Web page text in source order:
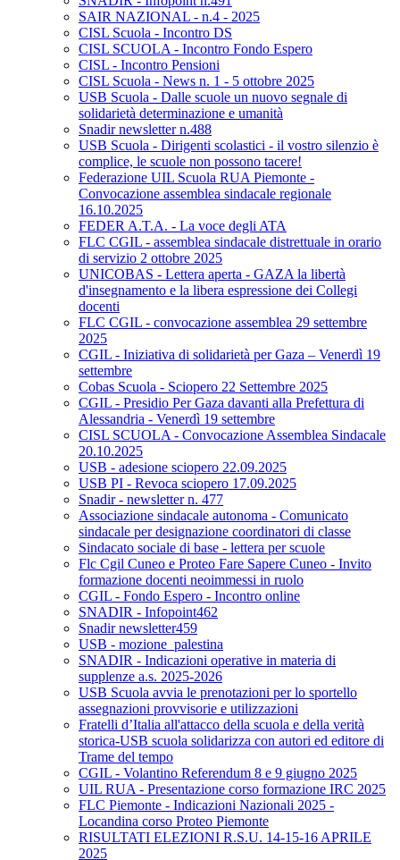
SAIR NAZIONAL - n.4 - 2025
CISL Scuola - Incontro DS
CISL SCUOLA - Incontro Fondo Espero
CISL - Incontro Pensioni
CISL Scuola - News n. 1 - 5 ottobre 2025
USB Scuola - Dalle scuole un nuovo segnale di
solidarietà determinazione e umanità
Snadir newsletter n.488
USB Scuola - Dirigenti scolastici - il vostro silenzio è
complice, le scuole non possono tacere!
Federazione UIL Scuola RUA Piemonte -
Convocazione assemblea sindacale regionale
16.10.2025
FEDER A.T.A. - La voce degli ATA
FLC CGIL - assemblea sindacale distrettuale in orario
di servizio 2 ottobre 2025
UNICOBAS - Lettera aperta - GAZA la libertà
d'insegnamento e la libera espressione dei Collegi
docenti
FLC CGIL - convocazione assemblea 29 settembre
2025
CGIL - Iniziativa di solidarietà per Gaza – Venerdì 19
settembre
Cobas Scuola - Sciopero 22 Settembre 2025
CGIL - Presidio Per Gaza davanti alla Prefettura di
Alessandria - Venerdì 19 settembre
CISL SCUOLA - Convocazione Assemblea Sindacale
20.10.2025
USB - adesione sciopero 22.09.2025
USB PI - Revoca sciopero 17.09.2025
Snadir - newsletter n. 477
Associazione sindacale autonoma - Comunicato
sindacale per designazione coordinatori di classe
Sindacato sociale di base - lettera per scuole
Flc Cgil Cuneo e Proteo Fare Sapere Cuneo - Invito
formazione docenti neoimmessi in ruolo
CGIL - Fondo Espero - Incontro online
SNADIR - Infopoint462
Snadir newsletter459
USB - mozione_palestina
SNADIR - Indicazioni operative in materia di
supplenze a.s. 2025-2026
USB Scuola avvia le prenotazioni per lo sportello
assegnazioni provvisorie e utilizzazioni
Fratelli d’Italia all'attacco della scuola e della verità
storica-USB scuola solidarizza con autori ed editore di
Trame del tempo
CGIL - Volantino Referendum 8 e 9 giugno 2025
UIL RUA - Presentazione corso formazione IRC 2025
FLC Piemonte - Indicazioni Nazionali 2025 -
Locandina corso Proteo Piemonte
RISULTATI ELEZIONI R.S.U. 14-15-16 APRILE
2025